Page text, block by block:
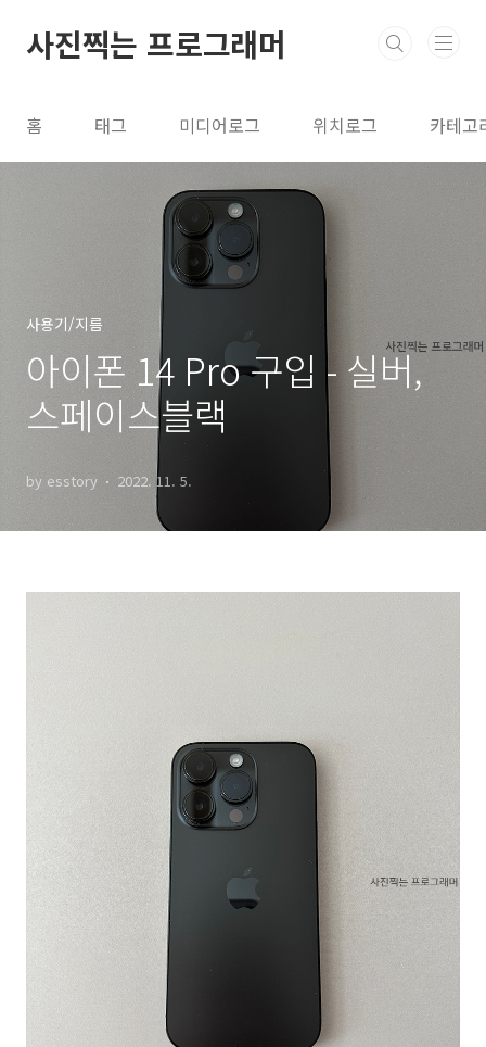
사진찍는 프로그래머
홈 태그 미디어로그 위치로그 카테고
사용기/지름
아이폰 14 Pro 구입 - 실버,
스페이스블랙
by esstory 2022. 11. 5.